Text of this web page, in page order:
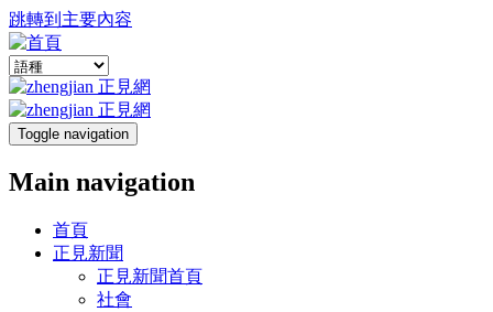
跳轉到主要內容
Toggle navigation
Main navigation
首頁
正見新聞
正見新聞首頁
社會